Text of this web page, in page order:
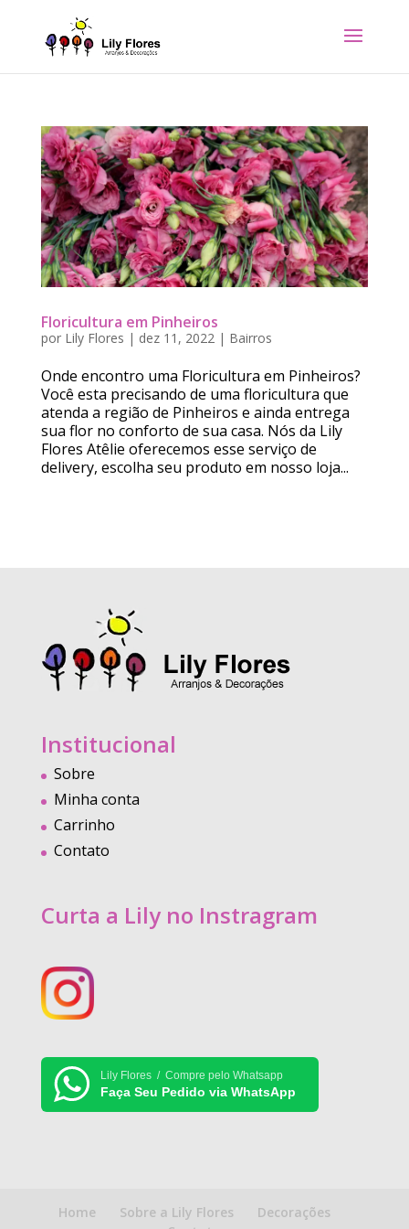
Floricultura em Pinheiros
por Lily Flores | dez 11, 2022 | Bairros
Onde encontro uma Floricultura em Pinheiros?
Você esta precisando de uma floricultura que
atenda a região de Pinheiros e ainda entrega
sua flor no conforto de sua casa. Nós da Lily
Flores Atêlie oferecemos esse serviço de
delivery, escolha seu produto em nosso loja...
Institucional
Sobre
Minha conta
Carrinho
Contato
Curta a Lily no Instragram
Lily Flores / Compre pelo Whatsapp
Faça Seu Pedido via WhatsApp
Home Sobre a Lily Flores
Decorações